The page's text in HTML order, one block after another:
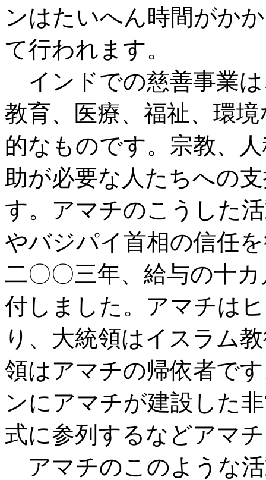
ンはたいへん時間がか
て行われます。
インドでの慈善事業
教育、医療、福祉、環
的なものです。宗教、
助が必要な人たちへの
す。アマチのこうした
やバジパイ首相の信任
二〇〇三年、給与の十
付しました。アマチは
り、大統領はイスラム
領はアマチの帰依者で
ンにアマチが建設した
式に参列するなどアマ
アマチのこのような